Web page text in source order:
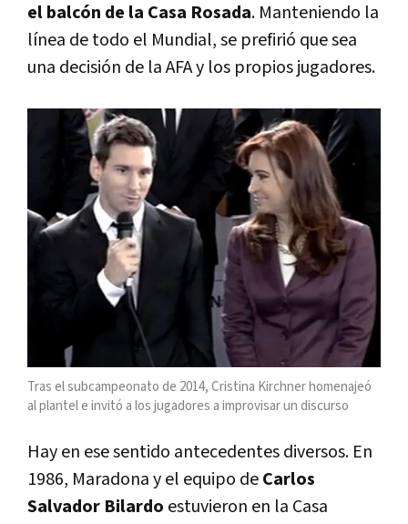
el balcón de la Casa Rosada. Manteniendo la
línea de todo el Mundial, se prefirió que sea
una decisión de la AFA y los propios jugadores.
Tras el subcampeonato de 2014, Cristina Kirchner homenajeó
al plantel e invitó a los jugadores a improvisar un discurso
Hay en ese sentido antecedentes diversos. En
1986, Maradona y el equipo deCarlos
Salvador Bilardo estuvieron en la Casa